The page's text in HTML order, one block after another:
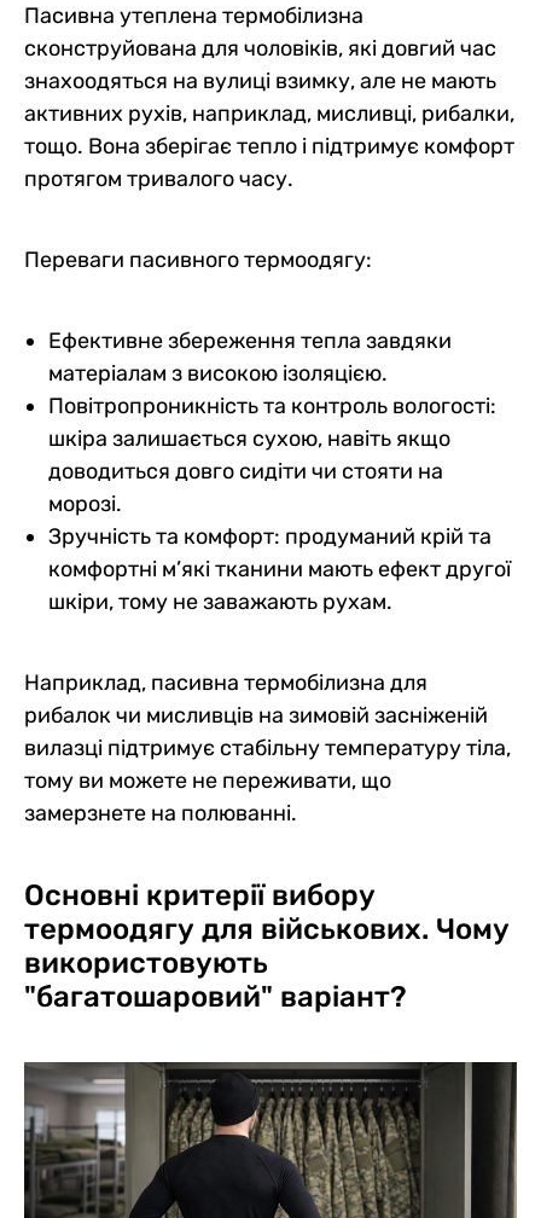
Пасивна утеплена термобілизна
сконструйована для чоловіків, які довгий час
знахоодяться на вулиці взимку, але не мають
активних рухів, наприклад, мисливці, рибалки,
тощо. Вона зберігає тепло і підтримує комфорт
протягом тривалого часу.
Переваги пасивного термоодягу:
Ефективне збереження тепла завдяки
матеріалам з високою ізоляцією.
Повітропроникність та контроль вологості:
шкіра залишається сухою, навіть якщо
доводиться довго сидіти чи стояти на
морозі.
Зручність та комфорт: продуманий крій та
комфортні м’які тканини мають ефект другої
шкіри, тому не заважають рухам.
Наприклад, пасивна термобілизна для
рибалок чи мисливців на зимовій засніженій
вилазці підтримує стабільну температуру тіла,
тому ви можете не переживати, що
замерзнете на полюванні.
Основні критерії вибору
термоодягу для військових. Чому
використовують
"багатошаровий" варіант?